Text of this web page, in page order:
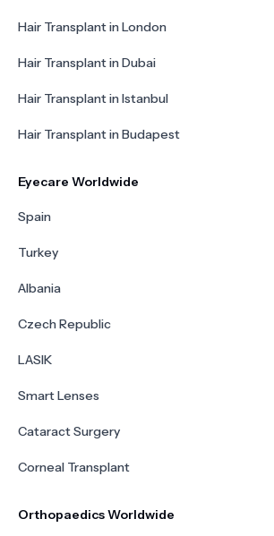
Hair Transplant in London
Hair Transplant in Dubai
Hair Transplant in Istanbul
Hair Transplant in Budapest
Eyecare Worldwide
Spain
Turkey
Albania
Czech Republic
LASIK
Smart Lenses
Cataract Surgery
Corneal Transplant
Orthopaedics Worldwide